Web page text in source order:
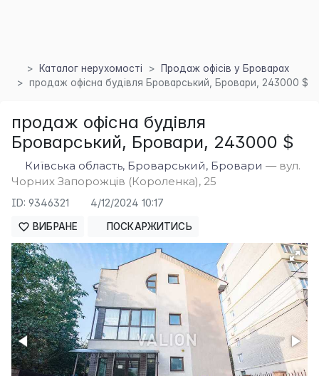
Каталог нерухомості
Продаж офісів у Броварах
продаж офісна будівля Броварський, Бровари, 243000 $
продаж офісна будівля
Броварський, Бровари, 243000 $
Київська область, Броварський, Бровари — вул.
Чорних Запорожців (Короленка), 25
ID: 9346321 4/12/2024 10:17
ВИБРАНЕ ПОСКАРЖИТИСЬ